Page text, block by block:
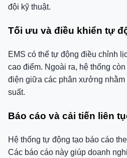
đội kỹ thuật.
Tối ưu và điều khiển tự
EMS có thể tự động điều chỉnh
cao điểm. Ngoài ra, hệ thống
điện giữa các phân xưởng
suất.
Báo cáo và cải tiến liên
Hệ thống tự động tạo báo cáo
Các báo cáo này giúp doanh